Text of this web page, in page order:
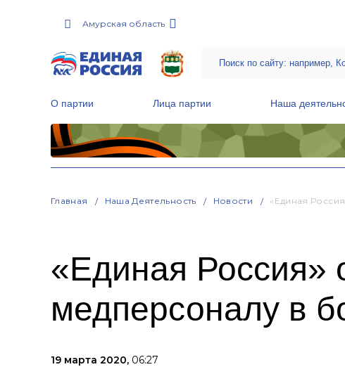
Амурская область
О партии Лица партии Наша
Главная Наша Деятельность Новости «Единая
«Единая Россия»
медперсоналу в
19 марта 2020, 06:27